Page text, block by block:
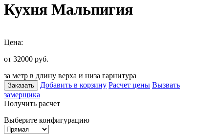
Кухня Мальпигия
Цена:
от 32000 руб.
за метр в длину верха и низа гарнитура
Заказать Добавить в корзину Расчет цены Вызвать
замерщика
Получить расчет
Выберите конфигурацию